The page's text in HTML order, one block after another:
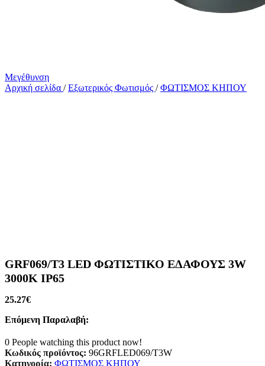
Μεγέθυνση
Αρχική σελίδα / Εξωτερικός Φωτισμός / ΦΩΤΙΣΜΟΣ ΚΗΠΟΥ
GRF069/T3 LED ΦΩΤΙΣΤΙΚΟ ΕΔΑΦΟΥΣ 3W
3000K IP65
25.27€
Επόμενη Παραλαβή:
0 People watching this product now!
Κωδικός προϊόντος: 96GRFLED069/T3W
Κατηγορία: ΦΩΤΙΣΜΟΣ ΚΗΠΟΥ